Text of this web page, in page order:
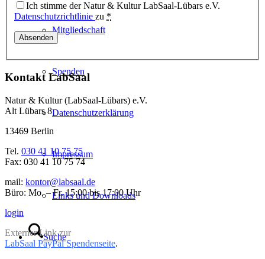
Mitgliedschaft
Spenden
Datenschutzerklärung
Impressum
Links und Downloads
Suche
Ich stimme der Natur & Kultur LabSaal-Lübars e.V.
Datenschutzrichtlinie zu *
Kontakt LabSaal
Natur & Kultur (LabSaal-Lübars) e.V.
Alt Lübars 8
13469 Berlin
Tel. 030 41 10 75 75
Fax: 030 41 10 75 74
mail: kontor@labsaal.de
Büro: Mo. – Fr. 15:00 bis 17:00 Uhr
login
Externer Link zur
LabSaal PayPal Spendenseite.